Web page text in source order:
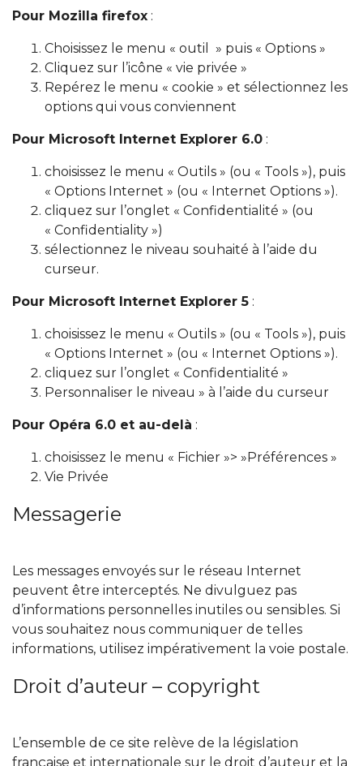
Pour Mozilla firefox :
Choisissez le menu « outil » puis « Options »
Cliquez sur l’icône « vie privée »
Repérez le menu « cookie » et sélectionnez les
options qui vous conviennent
Pour Microsoft Internet Explorer 6.0 :
choisissez le menu « Outils » (ou « Tools »), puis
« Options Internet » (ou « Internet Options »).
cliquez sur l’onglet « Confidentialité » (ou
« Confidentiality »)
sélectionnez le niveau souhaité à l’aide du
curseur.
Pour Microsoft Internet Explorer 5 :
choisissez le menu « Outils » (ou « Tools »), puis
« Options Internet » (ou « Internet Options »).
cliquez sur l’onglet « Confidentialité »
Personnaliser le niveau » à l’aide du curseur
Pour Opéra 6.0 et au-delà :
choisissez le menu « Fichier »> »Préférences »
Vie Privée
Messagerie
Les messages envoyés sur le réseau Internet
peuvent être interceptés. Ne divulguez pas
d’informations personnelles inutiles ou sensibles. Si
vous souhaitez nous communiquer de telles
informations, utilisez impérativement la voie postale.
Droit d’auteur – copyright
L’ensemble de ce site relève de la législation
française et internationale sur le droit d’auteur et la